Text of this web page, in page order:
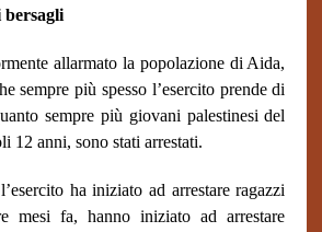
allarmato la popolazione di Aida,
sempre più spesso l’esercito prende di
sempre più giovani palestinesi del
12 anni, sono stati arrestati.
ha iniziato ad arrestare ragazzi
mesi fa, hanno iniziato ad arrestare